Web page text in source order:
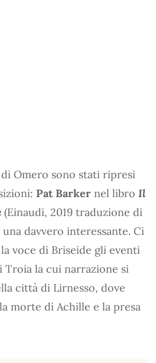
Omero sono stati ripresi
Pat Barker nel libro Il
(Einaudi, 2019 traduzione di
davvero interessante. Ci
voce di Briseide gli eventi
Troia la cui narrazione si
città di Lirnesso, dove
morte di Achille e la presa